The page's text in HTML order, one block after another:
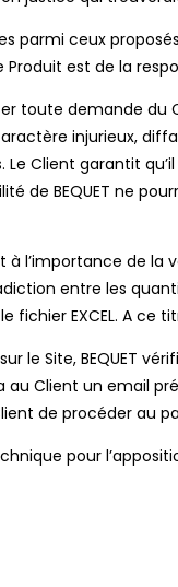
ceux
est de la
toute demande
injurieux,
Client garantit
de BEQUET ne
à l’importance de
entre les
EXCEL. A ce
le Site, BEQUET
au Client un email
de procéder au
pour